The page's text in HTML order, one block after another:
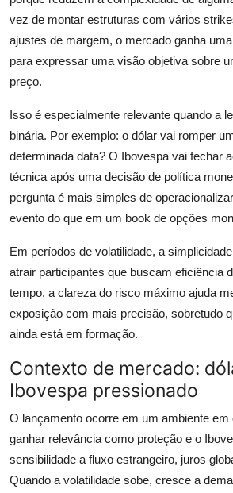
vez de montar estruturas com vários
ajustes de margem, o mercado ganha
para expressar uma visão objetiva sobre
preço.
Isso é especialmente relevante quando a
binária. Por exemplo: o dólar vai romper
determinada data? O Ibovespa vai fechar
técnica após uma decisão de política
pergunta é mais simples de
evento do que em um book de opções
Em períodos de volatilidade, a
atrair participantes que buscam eficiência
tempo, a clareza do risco máximo ajuda
exposição com mais precisão, sobretudo
ainda está em formação.
Contexto de mercado:
Ibovespa pressionado
O lançamento ocorre em um ambiente
ganhar relevância como proteção e o
sensibilidade a fluxo estrangeiro, juros
Quando a volatilidade sobe, cresce a